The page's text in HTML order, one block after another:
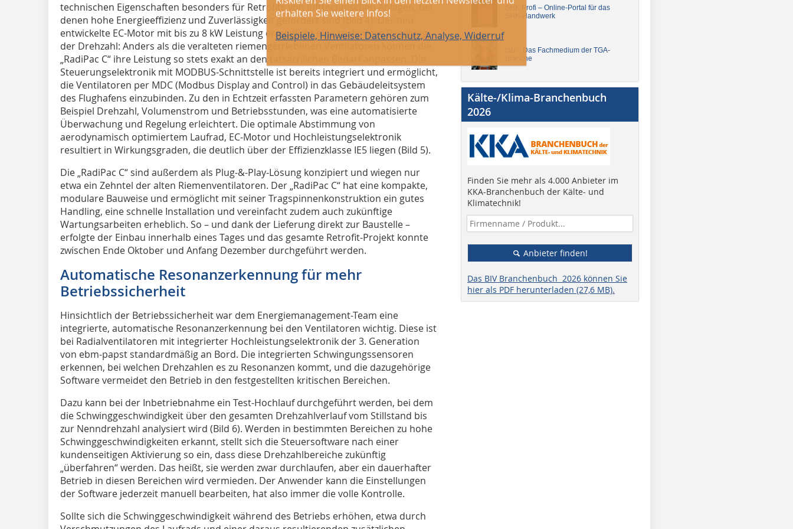
technischen Eigenschaften besonders für Retrofits von lufttechnischen Anlagen, bei
denen hohe Energieeffizienz und Zuverlässigkeit gefordert sind (Bild 4). Der neu
entwickelte EC-Motor mit bis zu 8 kW Leistung ermöglicht eine stufenlose Regelung
der Drehzahl: Anders als die veralteten riemengetriebenen Ventilatoren können die
„RadiPac C“ ihre Leistung so stets exakt an den tatsächlichen Bedarf anpassen. Die
Steuerungselektronik mit MODBUS-Schnittstelle ist bereits integriert und ermöglicht,
die Ventilatoren per MDC (Modbus Display and Control) in das Gebäudeleitsystem
des Flughafens einzubinden. Zu den in Echtzeit erfassten Parametern gehören zum
Beispiel Drehzahl, Volumenstrom und Betriebsstunden, was eine automatisierte
Überwachung und Regelung erleichtert. Die optimale Abstimmung von
aerodynamisch optimiertem Laufrad, EC-Motor und Hochleistungselektronik
resultiert in Wirkungsgraden, die deutlich über der Effizienzklasse IE5 liegen (Bild 5).
Die „RadiPac C“ sind außerdem als Plug-&-Play-Lösung konzipiert und wiegen nur
etwa ein Zehntel der alten Riemenventilatoren. Der „RadiPac C“ hat eine kompakte,
modulare Bauweise und ermöglicht mit seiner Tragspinnenkonstruktion ein gutes
Handling, eine schnelle Installation und vereinfacht zudem auch zukünftige
Wartungsarbeiten erheblich. So – und dank der Lieferung direkt zur Baustelle –
erfolgte der Einbau innerhalb eines Tages und das gesamte Retrofit-Projekt konnte
zwischen Ende Oktober und Anfang Dezember durchgeführt werden.
Automatische Resonanzerkennung für mehr
Betriebssicherheit
Hinsichtlich der Betriebssicherheit war dem Energiemanagement-Team eine
integrierte, automatische Resonanzerkennung bei den Ventilatoren wichtig. Diese ist
bei Radialventilatoren mit integrierter Hochleistungselektronik der 3. Generation
von ebm-papst standardmäßig an Bord. Die integrierten Schwingungssensoren
erkennen, bei welchen Drehzahlen es zu Resonanzen kommt, und die dazugehörige
Software vermeidet den Betrieb in den festgestellten kritischen Bereichen.
Dazu kann bei der Inbetriebnahme ein Test-Hochlauf durchgeführt werden, bei dem
die Schwinggeschwindigkeit über den gesamten Drehzahlverlauf vom Stillstand bis
zur Nenndrehzahl analysiert wird (Bild 6). Werden in bestimmten Bereichen zu hohe
Schwinggeschwindigkeiten erkannt, stellt sich die Steuersoftware nach einer
kundenseitigen Aktivierung so ein, dass diese Drehzahlbereiche zukünftig
„überfahren“ werden. Das heißt, sie werden zwar durchlaufen, aber ein dauerhafter
Betrieb in diesen Bereichen wird vermieden. Der Anwender kann die Einstellungen
der Software jederzeit manuell bearbeiten, hat also immer die volle Kontrolle.
Sollte sich die Schwinggeschwindigkeit während des Betriebs erhöhen, etwa durch
SHK Profi – Online-Portal für das
SHK-Handwerk
tab – Das Fachmedium der TGA-
Branche
Kälte-/Klima-Branchenbuch
2026
Finden Sie mehr als 4.000 Anbieter im
KKA-Branchenbuch der Kälte- und
Klimatechnik!
Anbieter finden!
Das BIV Branchenbuch 2026 können Sie
hier als PDF herunterladen (27,6 MB).